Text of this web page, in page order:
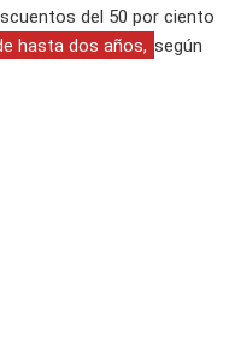
del 50 por ciento
hasta dos años, según